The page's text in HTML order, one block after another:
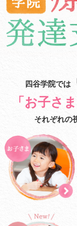
四谷学院では
「お子さま
それぞれの